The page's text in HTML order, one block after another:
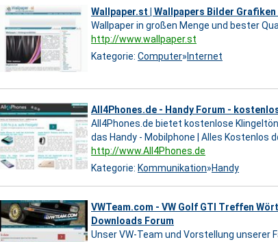
Wallpaper.st | Wallpapers Bilder
Wallpaper in großen Menge und bester
http://www.wallpaper.st
Kategorie: Computer» Internet
All4Phones.de - Handy Forum -
All4Phones.de bietet kostenlose
das Handy - Mobilphone | Alles Kostenlos
http://www.All4Phones.de
Kategorie: Kommunikation»Handy
VWTeam.com - VW Golf GTI Treffen
Downloads Forum
Unser VW-Team und Vorstellung unserer